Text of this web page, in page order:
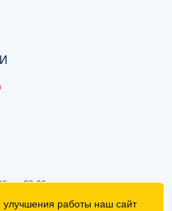
до 20:00
работы наш сайт